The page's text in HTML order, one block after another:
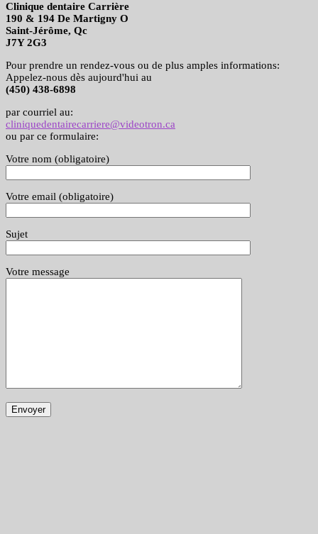
Clinique dentaire Carrière
190 & 194 De Martigny O
Saint-Jérôme, Qc
J7Y 2G3
Pour prendre un rendez-vous ou de plus amples informations:
Appelez-nous dès aujourd'hui au
(450) 438-6898
par courriel au:
cliniquedentairecarriere@videotron.ca
ou par ce formulaire:
Votre nom (obligatoire)
Votre email (obligatoire)
Sujet
Votre message